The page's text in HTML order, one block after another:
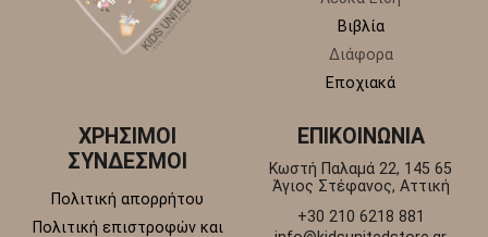
Βιβλία
Διάφορα
Εποχιακά
ΧΡΗΣΙΜΟΙ
ΣΥΝΔΕΣΜΟΙ
Πολιτική απορρήτου
Πολιτική επιστροφών και
ΕΠΙΚΟΙΝΩΝΙΑ
Κωστή Παλαμά 22, 145 65
Άγιος Στέφανος, Αττική
+30 210 6218 881